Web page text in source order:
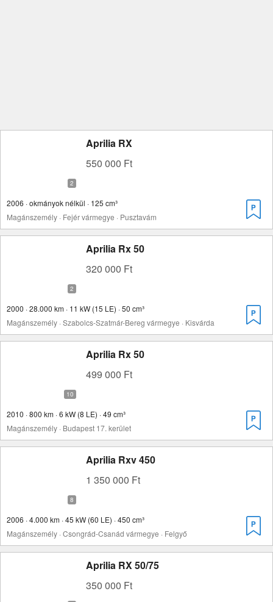
Aprilia RX
550 000 Ft
2006 · okmányok nélkül · 125 cm³
Magánszemély · Fejér vármegye · Pusztavám
Aprilia Rx 50
320 000 Ft
2000 · 28.000 km · 11 kW (15 LE) · 50 cm³
Magánszemély · Szabolcs-Szatmár-Bereg vármegye · Kisvárda
Aprilia Rx 50
499 000 Ft
2010 · 800 km · 6 kW (8 LE) · 49 cm³
Magánszemély · Budapest 17. kerület
Aprilia Rxv 450
1 350 000 Ft
2006 · 4.000 km · 45 kW (60 LE) · 450 cm³
Magánszemély · Csongrád-Csanád vármegye · Felgyő
Aprilia RX 50/75
350 000 Ft